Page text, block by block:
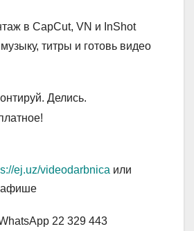
в CapCut, VN и InShot
титры и готовь видео
Делись.
ej.uz/videodarbnica или
афише
22 329 443